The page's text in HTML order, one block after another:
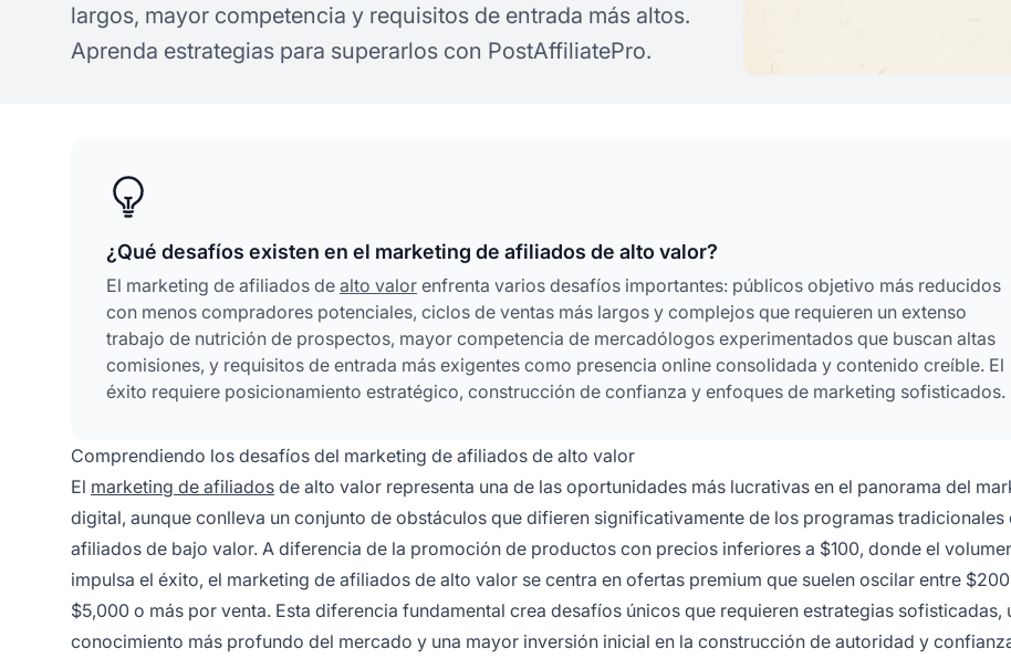
largos, mayor competencia y requisitos de entrada más altos.
Aprenda estrategias para superarlos con PostAffiliatePro.
¿Qué desafíos existen en el marketing de afiliados de alto valor?
El marketing de afiliados de alto valor enfrenta varios desafíos importantes: públicos objetivo más reducidos
con menos compradores potenciales, ciclos de ventas más largos y complejos que requieren un extenso
trabajo de nutrición de prospectos, mayor competencia de mercadólogos experimentados que buscan altas
comisiones, y requisitos de entrada más exigentes como presencia online consolidada y contenido creíble. El
éxito requiere posicionamiento estratégico, construcción de confianza y enfoques de marketing sofisticados.
Comprendiendo los desafíos del marketing de afiliados de alto valor
El marketing de afiliados de alto valor representa una de las oportunidades más lucrativas en el panorama del
digital, aunque conlleva un conjunto de obstáculos que difieren significativamente de los programas tradicionales
afiliados de bajo valor. A diferencia de la promoción de productos con precios inferiores a $100, donde el
impulsa el éxito, el marketing de afiliados de alto valor se centra en ofertas premium que suelen oscilar entre
$5,000 o más por venta. Esta diferencia fundamental crea desafíos únicos que requieren estrategias sofisticadas,
conocimiento más profundo del mercado y una mayor inversión inicial en la construcción de autoridad y